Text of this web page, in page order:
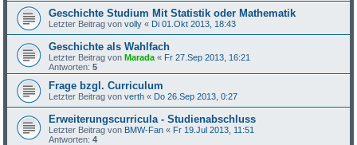
Geschichte Studium Mit Statistik oder Mathematik
Letzter Beitrag vonvolly « Di 01.Okt 2013, 18:43
Geschichte als Wahlfach
Letzter Beitrag vonMarada « Fr 27.Sep 2013, 16:21
Antworten:5
Frage bzgl. Curriculum
Letzter Beitrag vonverth « Do 26.Sep 2013, 0:27
Erweiterungscurricula - Studienabschluss
Letzter Beitrag von BMW-Fan « Fr 19.Jul 2013, 11:51
Antworten:4